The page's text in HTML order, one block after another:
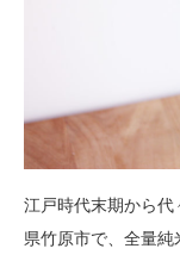
江戸時代末期から代
県竹原市で、全量